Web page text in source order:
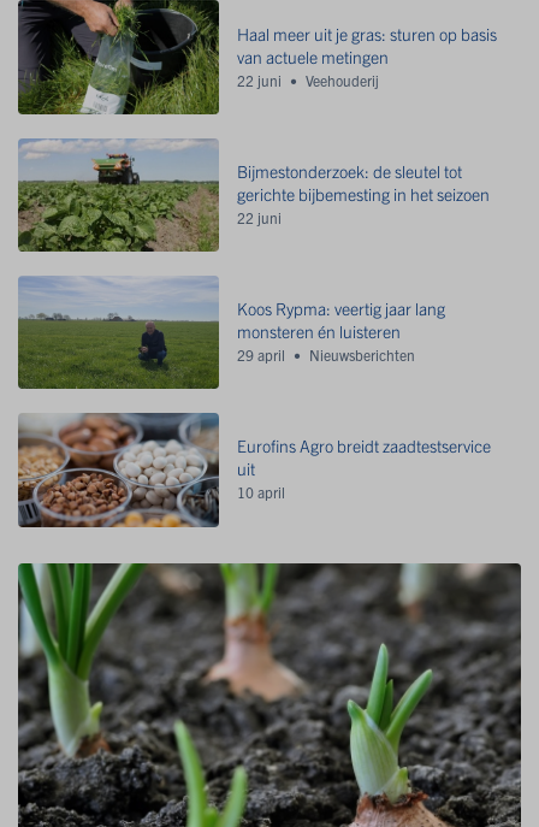
Haal meer uit je gras: sturen op basis
van actuele metingen
22 juni Veehouderij
Bijmestonderzoek: de sleutel tot
gerichte bijbemesting in het seizoen
22 juni
Koos Rypma: veertig jaar lang
monsteren én luisteren
29 april Nieuwsberichten
Eurofins Agro breidt zaadtestservice
uit
10 april